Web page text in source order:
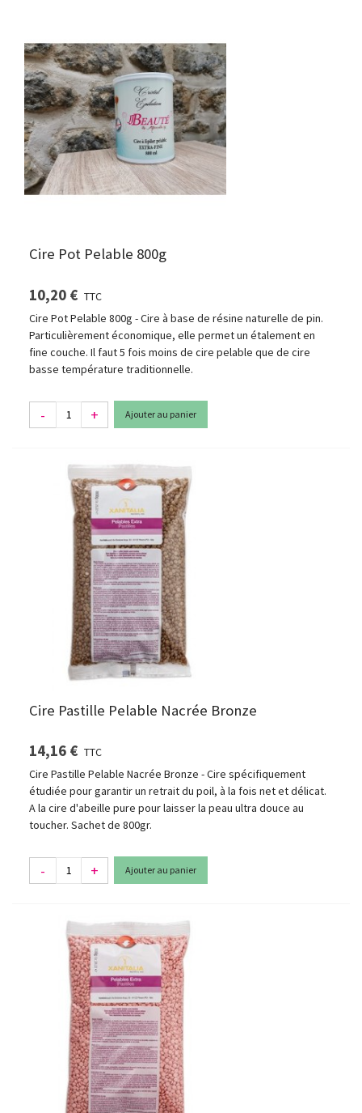
Cire Pot Pelable 800g
10,20 € TTC
Cire Pot Pelable 800g - Cire à base de résine naturelle de pin.
Particulièrement économique, elle permet un étalement en
fine couche. Il faut 5 fois moins de cire pelable que de cire
basse température traditionnelle.
- + Ajouter au panier
Cire Pastille Pelable Nacrée Bronze
14,16 € TTC
Cire Pastille Pelable Nacrée Bronze - Cire spécifiquement
étudiée pour garantir un retrait du poil, à la fois net et délicat.
A la cire d'abeille pure pour laisser la peau ultra douce au
toucher. Sachet de 800gr.
- + Ajouter au panier